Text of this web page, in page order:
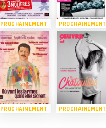
PROCHAINEMENT PROCHAINEMENT
PROCHAINEMENT PROCHAINEMENT